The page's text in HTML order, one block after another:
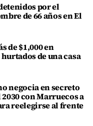
por el
de 66 años en El
de $1,000 en
de una casa
negocia en secreto
con Marruecos a
reelegirse al frente